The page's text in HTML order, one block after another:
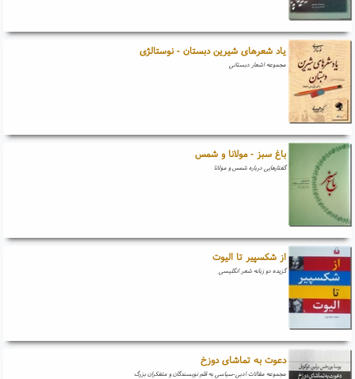
یاد شعرهای شیرین دبستان - نوستالژی
مجموعه اشعار دبستانی
باغ سبز - مولانا و شمس
گفتارهایی درباره شمس و مولانا
از شکسپیر تا الیوت
گزیده دو زبانه شعر انگلیسی
دعوت به تماشای دوزخ
مجموعه مقالات ادبی-سیاسی به قلم نویسندگان و متفکران بزرگ